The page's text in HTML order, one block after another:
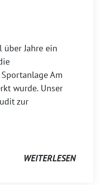
Jahre ein
Am
wurde. Unser
zur
WEITERLESEN